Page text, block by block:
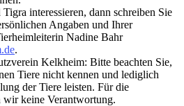
interessieren, dann schreiben Sie
Angaben und Ihrer
Nadine Bahr
.
Kelkheim: Bitte beachten Sie,
Tiere nicht kennen und lediglich
der Tiere leisten. Für die
wir keine Verantwortung.